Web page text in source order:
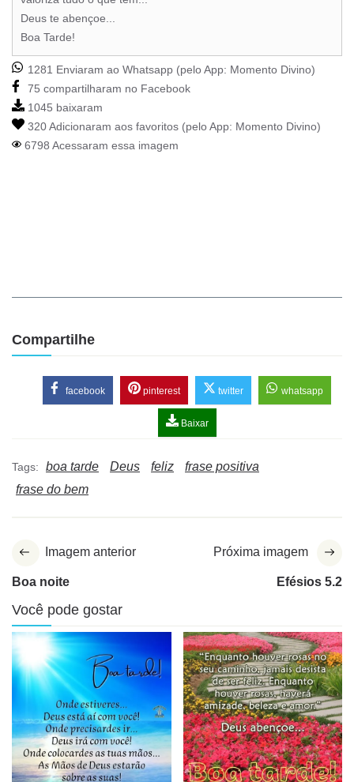
Deus te abençoe...
Boa Tarde!
1281 Enviaram ao Whatsapp (pelo App: Momento Divino)
75 compartilharam no Facebook
1045 baixaram
320 Adicionaram aos favoritos (pelo App: Momento Divino)
6798 Acessaram essa imagem
Compartilhe
facebook pinterest twitter whatsapp
Baixar
Tags: boa tarde Deus feliz
frase positiva
frase do bem
Imagem anterior
Boa noite
Próxima imagem
Efésios 5.2
Você pode gostar